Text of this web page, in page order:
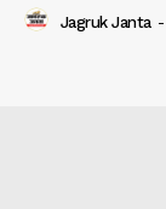
Jagruk Janta -